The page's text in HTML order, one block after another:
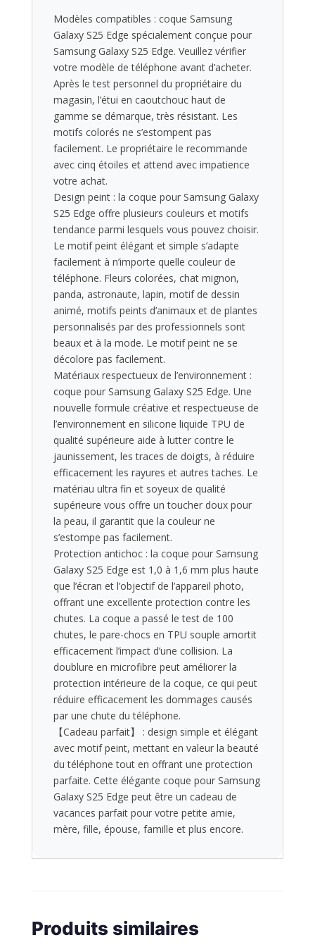
Modèles compatibles : coque Samsung
Galaxy S25 Edge spécialement conçue pour
Samsung Galaxy S25 Edge. Veuillez vérifier
votre modèle de téléphone avant d’acheter.
Après le test personnel du propriétaire du
magasin, l’étui en caoutchouc haut de
gamme se démarque, très résistant. Les
motifs colorés ne s’estompent pas
facilement. Le propriétaire le recommande
avec cinq étoiles et attend avec impatience
votre achat.
Design peint : la coque pour Samsung Galaxy
S25 Edge offre plusieurs couleurs et motifs
tendance parmi lesquels vous pouvez choisir.
Le motif peint élégant et simple s’adapte
facilement à n’importe quelle couleur de
téléphone. Fleurs colorées, chat mignon,
panda, astronaute, lapin, motif de dessin
animé, motifs peints d’animaux et de plantes
personnalisés par des professionnels sont
beaux et à la mode. Le motif peint ne se
décolore pas facilement.
Matériaux respectueux de l’environnement :
coque pour Samsung Galaxy S25 Edge. Une
nouvelle formule créative et respectueuse de
l’environnement en silicone liquide TPU de
qualité supérieure aide à lutter contre le
jaunissement, les traces de doigts, à réduire
efficacement les rayures et autres taches. Le
matériau ultra fin et soyeux de qualité
supérieure vous offre un toucher doux pour
la peau, il garantit que la couleur ne
s’estompe pas facilement.
Protection antichoc : la coque pour Samsung
Galaxy S25 Edge est 1,0 à 1,6 mm plus haute
que l’écran et l’objectif de l’appareil photo,
offrant une excellente protection contre les
chutes. La coque a passé le test de 100
chutes, le pare-chocs en TPU souple amortit
efficacement l’impact d’une collision. La
doublure en microfibre peut améliorer la
protection intérieure de la coque, ce qui peut
réduire efficacement les dommages causés
par une chute du téléphone.
【Cadeau parfait】 : design simple et élégant
avec motif peint, mettant en valeur la beauté
du téléphone tout en offrant une protection
parfaite. Cette élégante coque pour Samsung
Galaxy S25 Edge peut être un cadeau de
vacances parfait pour votre petite amie,
mère, fille, épouse, famille et plus encore.
Produits similaires